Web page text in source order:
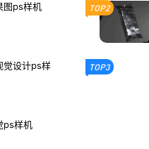
图ps样机
觉设计ps样
ps样机
TOP2
TOP3